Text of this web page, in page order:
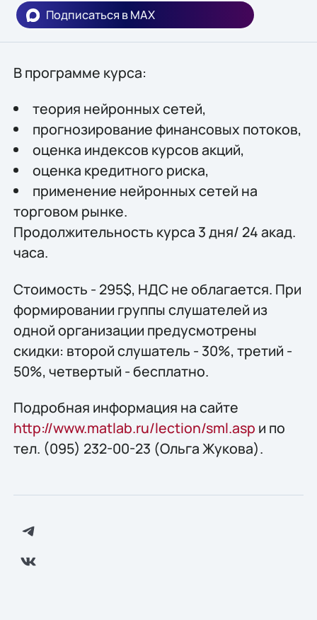
Подписаться в MAX
В программе курса:
теория нейронных сетей,
прогнозирование финансовых потоков,
оценка индексов курсов акций,
оценка кредитного риска,
применение нейронных сетей на
торговом рынке.
Продолжительность курса 3 дня/ 24 акад.
часа.
Стоимость - 295$, НДС не облагается. При
формировании группы слушателей из
одной организации предусмотрены
скидки: второй слушатель - 30%, третий -
50%, четвертый - бесплатно.
Подробная информация на сайте
http://www.matlab.ru/lection/sml.asp и по
тел. (095) 232-00-23 (Ольга Жукова).